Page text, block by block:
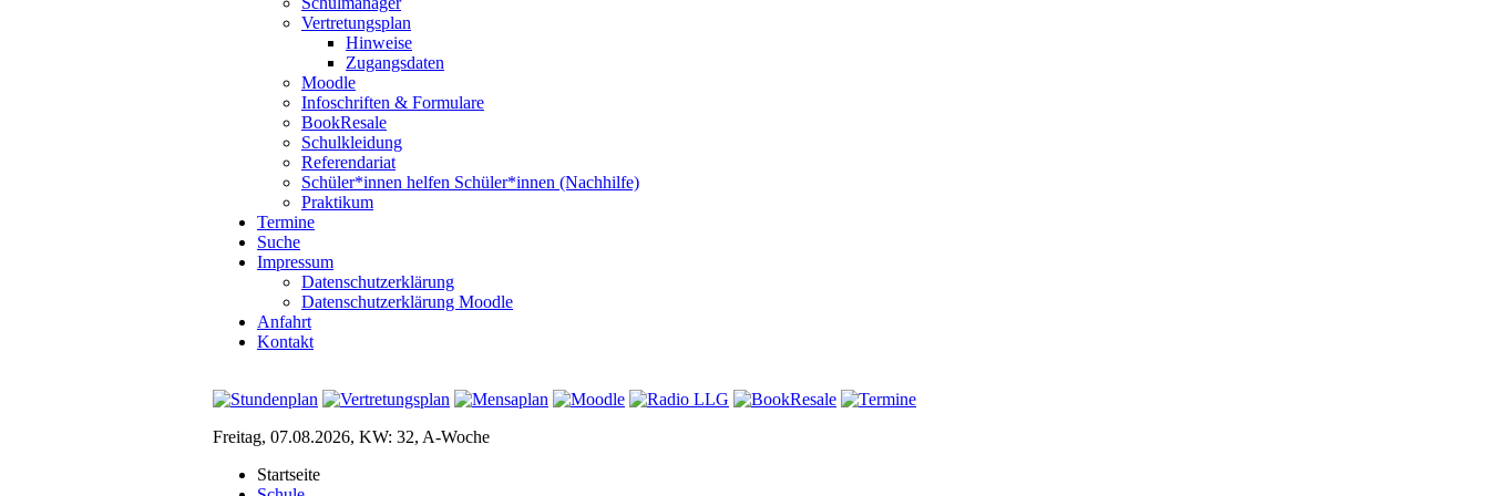
Vertretungsplan
Hinweise
Zugangsdaten
Moodle
Infoschriften & Formulare
BookResale
Schulkleidung
Referendariat
Schüler*innen helfen Schüler*innen (Nachhilfe)
Praktikum
Termine
Suche
Impressum
Datenschutzerklärung
Datenschutzerklärung Moodle
Anfahrt
Kontakt
Freitag, 07.08.2026, KW: 32, A-Woche
Startseite